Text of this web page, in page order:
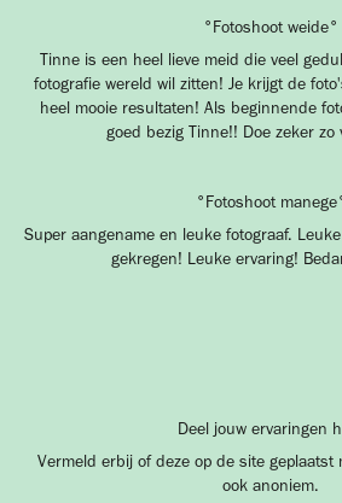
°Fotoshoot weide°
Tinne is een heel lieve meid die veel
fotografie wereld wil zitten! Je krijgt de
heel mooie resultaten! Als beginnende
goed bezig Tinne!! Doe zeker zo
°Fotoshoot
Super aangename en leuke fotograaf.
gekregen! Leuke ervaring!
Deel jouw ervaringen
Vermeld erbij of deze op de site geplaatst
ook anoniem.